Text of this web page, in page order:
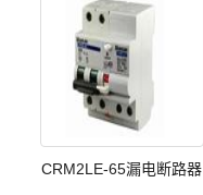
CRM2LE-65漏电断路器